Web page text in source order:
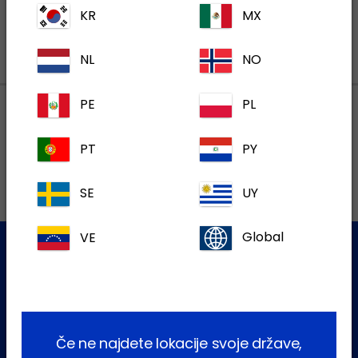
Lokalni naslovi
Za dodatne informacije se obrnite na našo ekipo za pomoč
uporabnikom
KR MX
NL NO
PE PL
PT PY
SE UY
VE Global
Če ne najdete lokacije svoje države,